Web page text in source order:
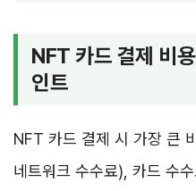
NFT 카드 결제 비
인트
NFT 카드 결제 시 가장 큰
네트워크 수수료), 카드 수